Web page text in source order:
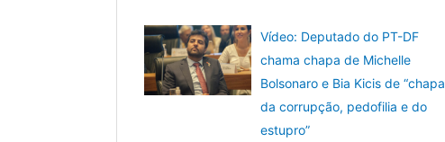
Vídeo: Deputado do PT-DF
chama chapa de Michelle
Bolsonaro e Bia Kicis de “chapa
da corrupção, pedofilia e do
estupro”